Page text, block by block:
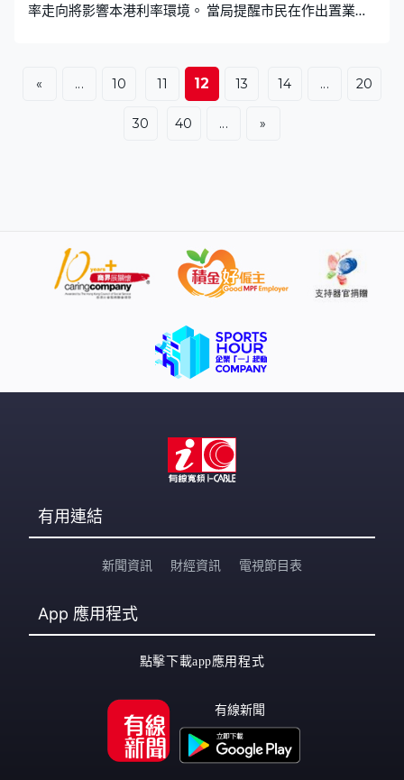
率走向將影響本港利率環境。 當局提醒市民在作出置業、
«
... 10 11 12 13 14 ... 20
30 40 ... »
有用連結
新聞資訊 財經資訊 電視節目表
App 應用程式
點擊下載app應用程式
有線新聞